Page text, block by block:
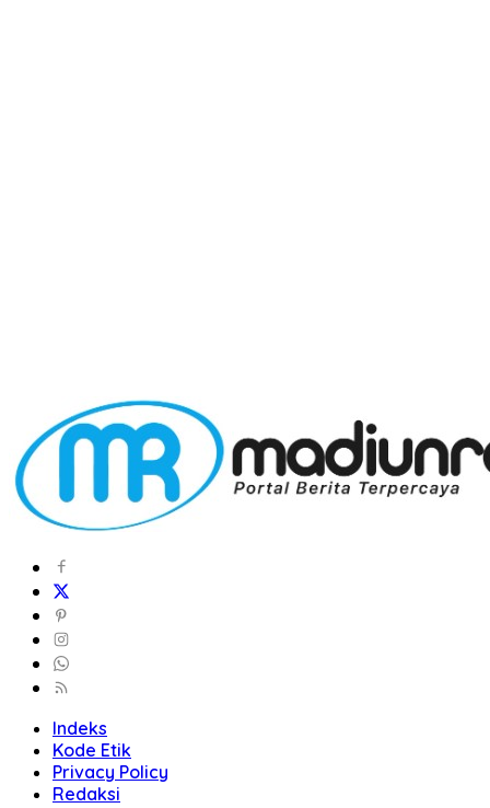
Indeks
Kode Etik
Privacy Policy
Redaksi